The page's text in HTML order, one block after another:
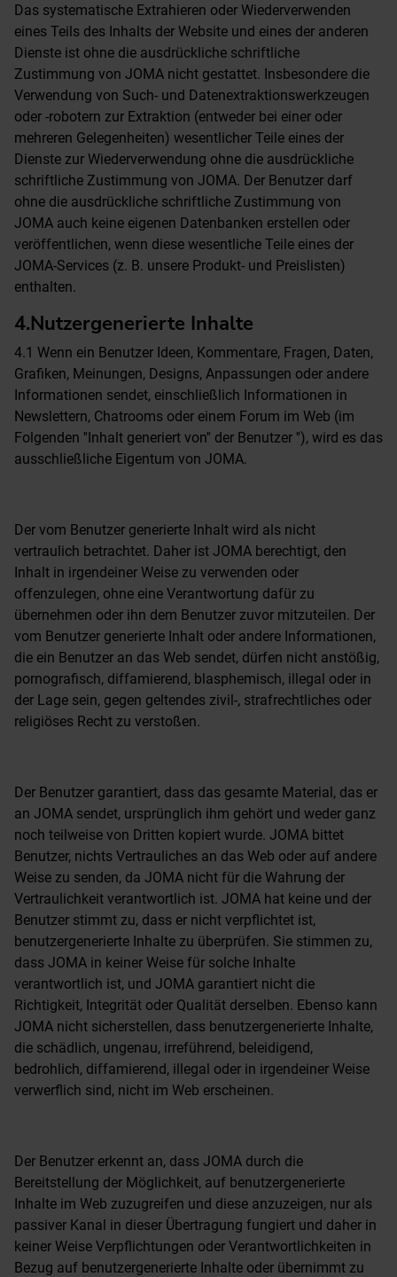
Das systematische Extrahieren oder Wiederverwenden
eines Teils des Inhalts der Website und eines der anderen
Dienste ist ohne die ausdrückliche schriftliche
Zustimmung von JOMA nicht gestattet. Insbesondere die
Verwendung von Such- und Datenextraktionswerkzeugen
oder -robotern zur Extraktion (entweder bei einer oder
mehreren Gelegenheiten) wesentlicher Teile eines der
Dienste zur Wiederverwendung ohne die ausdrückliche
schriftliche Zustimmung von JOMA. Der Benutzer darf
ohne die ausdrückliche schriftliche Zustimmung von
JOMA auch keine eigenen Datenbanken erstellen oder
veröffentlichen, wenn diese wesentliche Teile eines der
JOMA-Services (z. B. unsere Produkt- und Preislisten)
enthalten.
4.Nutzergenerierte Inhalte
4.1 Wenn ein Benutzer Ideen, Kommentare, Fragen, Daten,
Grafiken, Meinungen, Designs, Anpassungen oder andere
Informationen sendet, einschließlich Informationen in
Newslettern, Chatrooms oder einem Forum im Web (im
Folgenden ''Inhalt generiert von'' der Benutzer ''), wird es das
ausschließliche Eigentum von JOMA.
Der vom Benutzer generierte Inhalt wird als nicht
vertraulich betrachtet. Daher ist JOMA berechtigt, den
Inhalt in irgendeiner Weise zu verwenden oder
offenzulegen, ohne eine Verantwortung dafür zu
übernehmen oder ihn dem Benutzer zuvor mitzuteilen. Der
vom Benutzer generierte Inhalt oder andere Informationen,
die ein Benutzer an das Web sendet, dürfen nicht anstößig,
pornografisch, diffamierend, blasphemisch, illegal oder in
der Lage sein, gegen geltendes zivil-, strafrechtliches oder
religiöses Recht zu verstoßen.
Der Benutzer garantiert, dass das gesamte Material, das er
an JOMA sendet, ursprünglich ihm gehört und weder ganz
noch teilweise von Dritten kopiert wurde. JOMA bittet
Benutzer, nichts Vertrauliches an das Web oder auf andere
Weise zu senden, da JOMA nicht für die Wahrung der
Vertraulichkeit verantwortlich ist. JOMA hat keine und der
Benutzer stimmt zu, dass er nicht verpflichtet ist,
benutzergenerierte Inhalte zu überprüfen. Sie stimmen zu,
dass JOMA in keiner Weise für solche Inhalte
verantwortlich ist, und JOMA garantiert nicht die
Richtigkeit, Integrität oder Qualität derselben. Ebenso kann
JOMA nicht sicherstellen, dass benutzergenerierte Inhalte,
die schädlich, ungenau, irreführend, beleidigend,
bedrohlich, diffamierend, illegal oder in irgendeiner Weise
verwerflich sind, nicht im Web erscheinen.
Der Benutzer erkennt an, dass JOMA durch die
Bereitstellung der Möglichkeit, auf benutzergenerierte
Inhalte im Web zuzugreifen und diese anzuzeigen, nur als
passiver Kanal in dieser Übertragung fungiert und daher in
keiner Weise Verpflichtungen oder Verantwortlichkeiten in
Bezug auf benutzergenerierte Inhalte oder übernimmt zu